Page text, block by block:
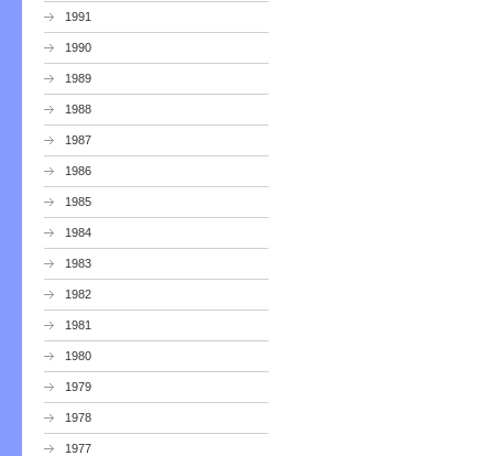
1991
1990
1989
1988
1987
1986
1985
1984
1983
1982
1981
1980
1979
1978
1977